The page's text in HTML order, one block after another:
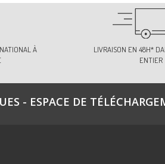
À
LIVRAISON EN 48H*
ENTIER
- ESPACE DE